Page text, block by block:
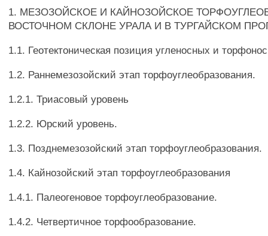
1. МЕЗОЗОЙСКОЕ И КАЙНОЗОЙСКОЕ
ВОСТОЧНОМ СКЛОНЕ УРАЛА И В ТУРГАЙСКОМ
1.1. Геотектоническая позиция угленосных и
1.2. Раннемезозойский этап торфоуглеобразования.
1.2.1. Триасовый уровень
1.2.2. Юрский уровень.
1.3. Позднемезозойский этап торфоуглеобразования.
1.4. Кайнозойский этап торфоуглеобразования
1.4.1. Палеогеновое торфоуглеобразование.
1.4.2. Четвертичное торфообразование.